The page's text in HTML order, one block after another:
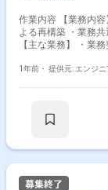
作業内容 【業務内容】 ・COBOLで構築された既存システムのintra-
よる再構築 ・業務共通チームとしてのシステム刷新プロジェクトへの参画
【主な業務】 ・業務要件の整理と要件定義の実施 ・設計書の作成および
本案件は【首都圏】
1年前・ 提供元: エンジ